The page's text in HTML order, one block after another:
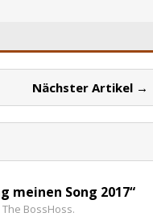
Nächster Artikel →
meinen Song 2017“
BossHoss.